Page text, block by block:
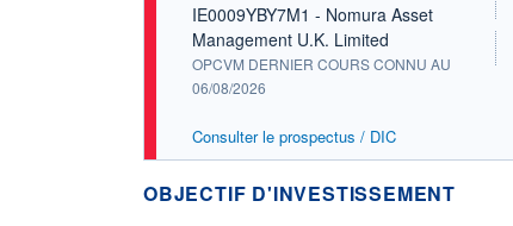
IE0009YBY7M1 - Nomura Asset
Management U.K. Limited
OPCVM DERNIER COURS CONNU AU
06/08/2026
Consulter le prospectus / DIC
OBJECTIF D'INVESTISSEMENT